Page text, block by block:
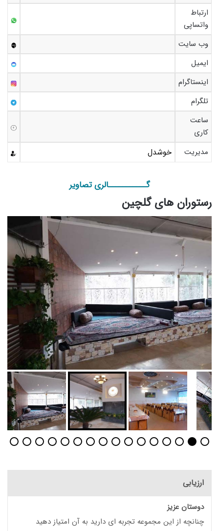
ارتباط
واتساپی
وب سایت
ایمیل
اینستاگرام
تلگرام
ساعت
کاری
مدیریت
خوشدل
گـــــــــــالری تصاویر
رستوران های گلچین
ارزیابی
دوستان عزیز
چنانچه از این مجموعه تجربه ای دارید به آن امتیاز دهید